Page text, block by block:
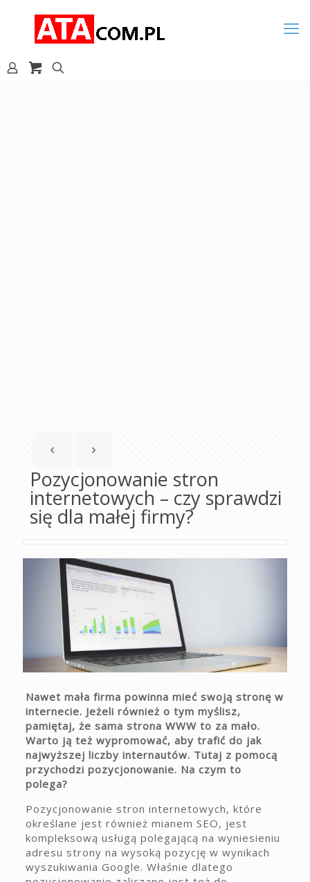
Pozycjonowanie stron
internetowych – czy sprawdzi
się dla małej firmy?
Nawet mała firma powinna mieć swoją stronę w
internecie. Jeżeli również o tym myślisz,
pamiętaj, że sama strona WWW to za mało.
Warto ją też wypromować, aby trafić do jak
najwyższej liczby internautów. Tutaj z pomocą
przychodzi pozycjonowanie. Na czym to
polega?
Pozycjonowanie stron internetowych, które
określane jest również mianem SEO, jest
kompleksową usługą polegającą na wyniesieniu
adresu strony na wysoką pozycję w wynikach
wyszukiwania Google. Właśnie dlatego